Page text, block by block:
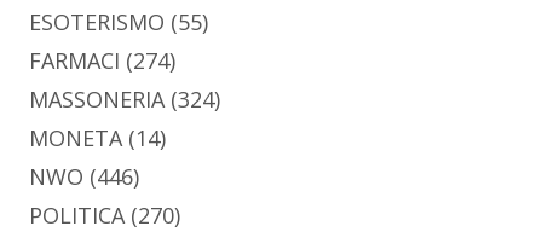
ESOTERISMO (55)
FARMACI (274)
MASSONERIA(324)
MONETA(14)
NWO (446)
POLITICA(270)